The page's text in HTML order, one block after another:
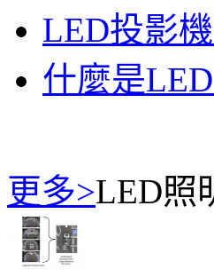
LED投影
什麼是LED
更多>LED照